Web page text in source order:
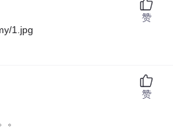
1.jpg
赞
。
赞